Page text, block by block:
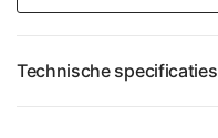
Technische specificaties